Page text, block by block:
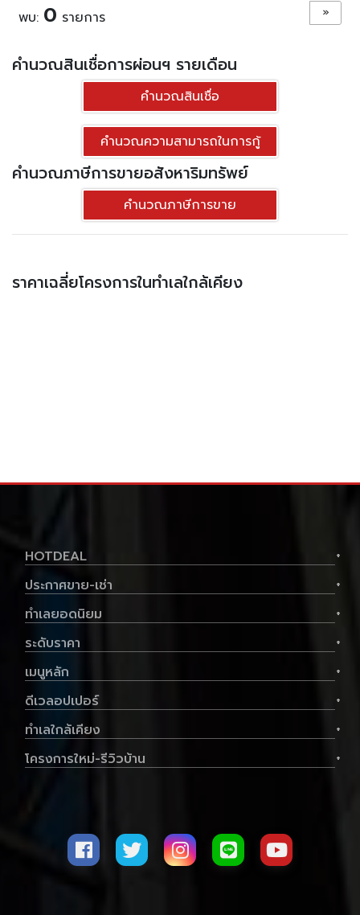
พบ: 0 รายการ »
คำนวณสินเชื่อการผ่อนฯ รายเดือน
คำนวณสินเชื่อ
คำนวณความสามารถในการกู้
คำนวณภาษีการขายอสังหาริมทรัพย์
คำนวณภาษีการขาย
ราคาเฉลี่ยโครงการในทำเลใกล้เคียง
HOTDEAL +
ประกาศขาย-เช่า +
ทำเลยอดนิยม +
ระดับราคา +
เมนูหลัก +
ดีเวลอปเปอร์ +
ทำเลใกล้เคียง +
โครงการใหม่-รีวิวบ้าน +